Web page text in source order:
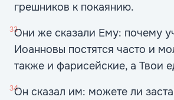
грешников к покаянию.
33Они же сказали Ему: почему
Иоанновы постятся часто и
также и фарисейские, а Твои
34Он сказал им: можете ли